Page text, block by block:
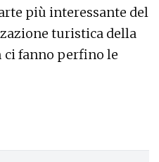
più interessante del
turistica della
fanno perfino le